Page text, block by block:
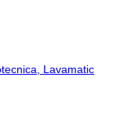
Lavamatic